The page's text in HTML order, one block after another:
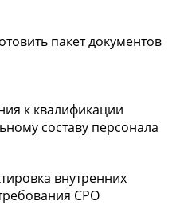
пакет документов
к квалификации
составу персонала
внутренних
СРО